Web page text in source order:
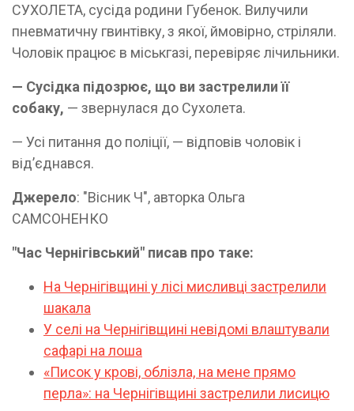
СУХОЛЕТА, сусіда родини Губенок. Вилучили
пневматичну гвинтівку, з якої, ймовірно, стріляли.
Чоловік працює в міськгазі, перевіряє лічильники.
— Сусідка підозрює, що ви застрелили її
собаку, — звернулася до Сухолета.
— Усі питання до поліції, — відповів чоловік і
від’єднався.
Джерело: "Вісник Ч", авторка Ольга
САМСОНЕНКО
"Час Чернігівський" писав про таке:
На Чернігівщині у лісі мисливці застрелили
шакала
У селі на Чернігівщині невідомі влаштували
сафарі на лоша
«Писок у крові, облізла, на мене прямо
перла»: на Чернігівщині застрелили лисицю